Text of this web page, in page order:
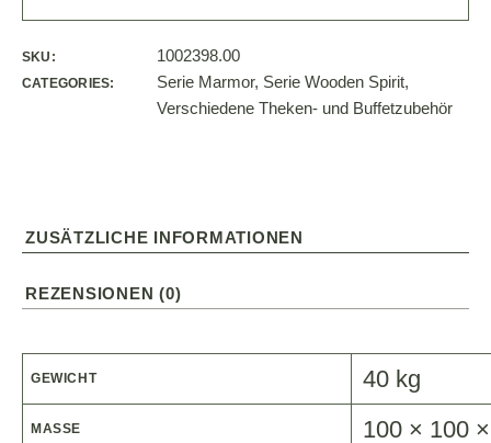
SKU: 1002398.00
CATEGORIES: Serie Marmor, Serie Wooden Spirit,
Verschiedene Theken- und Buffetzubehör
ZUSÄTZLICHE INFORMATIONEN
REZENSIONEN (0)
GEWICHT 40 kg
MASSE 100 × 100